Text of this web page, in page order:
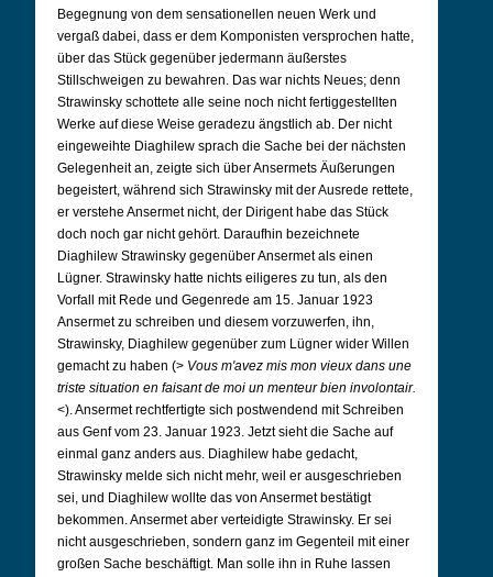
Begegnung von dem sensationellen neuen Werk und
vergaß dabei, dass er dem Komponisten versprochen hatte,
über das Stück gegenüber jedermann äußerstes
Stillschweigen zu bewahren. Das war nichts Neues; denn
Strawinsky schottete alle seine noch nicht fertiggestellten
Werke auf diese Weise geradezu ängstlich ab. Der nicht
eingeweihte Diaghilew sprach die Sache bei der nächsten
Gelegenheit an, zeigte sich über Ansermets Äußerungen
begeistert, während sich Strawinsky mit der Ausrede rettete,
er verstehe Ansermet nicht, der Dirigent habe das Stück
doch noch gar nicht gehört. Daraufhin bezeichnete
Diaghilew Strawinsky gegenüber Ansermet als einen
Lügner. Strawinsky hatte nichts eiligeres zu tun, als den
Vorfall mit Rede und Gegenrede am 15. Januar 1923
Ansermet zu schreiben und diesem vorzuwerfen, ihn,
Strawinsky, Diaghilew gegenüber zum Lügner wider Willen
gemacht zu haben (> Vous m'avez mis mon vieux dans une
triste situation en faisant de moi un menteur bien involontair.
<). Ansermet rechtfertigte sich postwendend mit Schreiben
aus Genf vom 23. Januar 1923. Jetzt sieht die Sache auf
einmal ganz anders aus. Diaghilew habe gedacht,
Strawinsky melde sich nicht mehr, weil er ausgeschrieben
sei, und Diaghilew wollte das von Ansermet bestätigt
bekommen. Ansermet aber verteidigte Strawinsky. Er sei
nicht ausgeschrieben, sondern ganz im Gegenteil mit einer
großen Sache beschäftigt. Man solle ihn in Ruhe lassen